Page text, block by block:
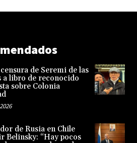
de Seremi de las
a libro de reconocido
sobre Colonia
de Rusia en Chile
Belinsky: “Hay pocos